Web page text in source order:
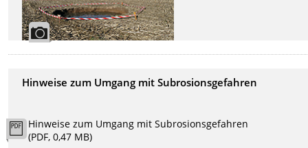
Hinweise zum Umgang mit Subrosionsgefahren
Hinweise zum Umgang mit Subrosionsgefahren
(PDF, 0,47 MB)